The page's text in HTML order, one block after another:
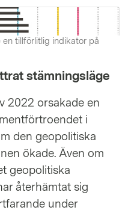
en tillförlitlig indikator på
stämningsläge
2022 orsakade en
i
den geopolitiska
ökade. Även om
geopolitiska
återhämtat sig
under